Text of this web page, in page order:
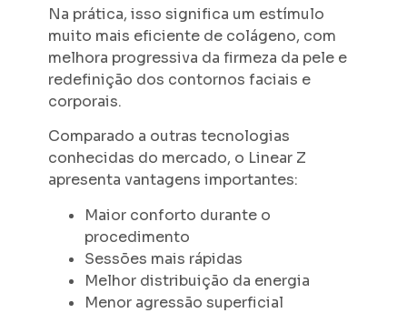
Na prática, isso significa um estímulo
muito mais eficiente de colágeno, com
melhora progressiva da firmeza da pele e
redefinição dos contornos faciais e
corporais.
Comparado a outras tecnologias
conhecidas do mercado, o Linear Z
apresenta vantagens importantes:
Maior conforto durante o
procedimento
Sessões mais rápidas
Melhor distribuição da energia
Menor agressão superficial